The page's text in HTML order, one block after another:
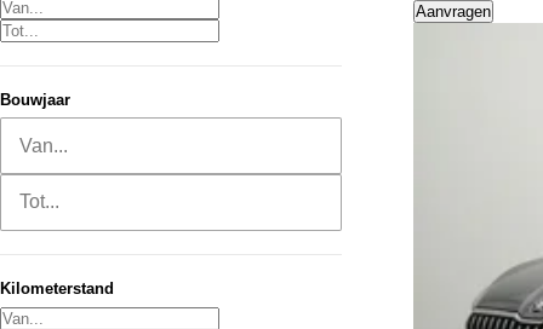
Bouwjaar
Kilometerstand
Aanvragen